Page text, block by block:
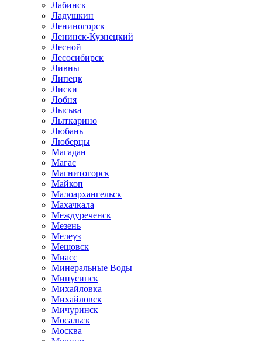
Лабинск
Ладушкин
Лениногорск
Ленинск-Кузнецкий
Лесной
Лесосибирск
Ливны
Липецк
Лиски
Лобня
Лысьва
Лыткарино
Любань
Люберцы
Магадан
Магас
Магнитогорск
Майкоп
Малоархангельск
Махачкала
Междуреченск
Мезень
Мелеуз
Мещовск
Миасс
Минеральные Воды
Минусинск
Михайловка
Михайловск
Мичуринск
Мосальск
Москва